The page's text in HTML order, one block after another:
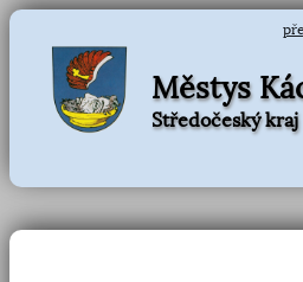
Městys
Středočeský kraj